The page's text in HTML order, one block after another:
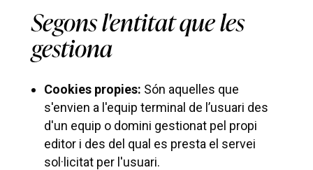
Segons l'entitat que les
gestiona
Cookies propies: Són aquelles que
s'envien a l'equip terminal de l’usuari des
d'un equip o domini gestionat pel propi
editor i des del qual es presta el servei
sol·licitat per l'usuari.